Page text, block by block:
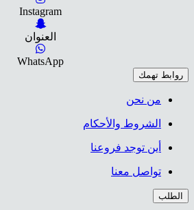
Instagram
العنوان
WhatsApp
روابط تهمك
من نحن
الشروط والأحكام
أين توجد فروعنا
تواصل معنا
الطلب